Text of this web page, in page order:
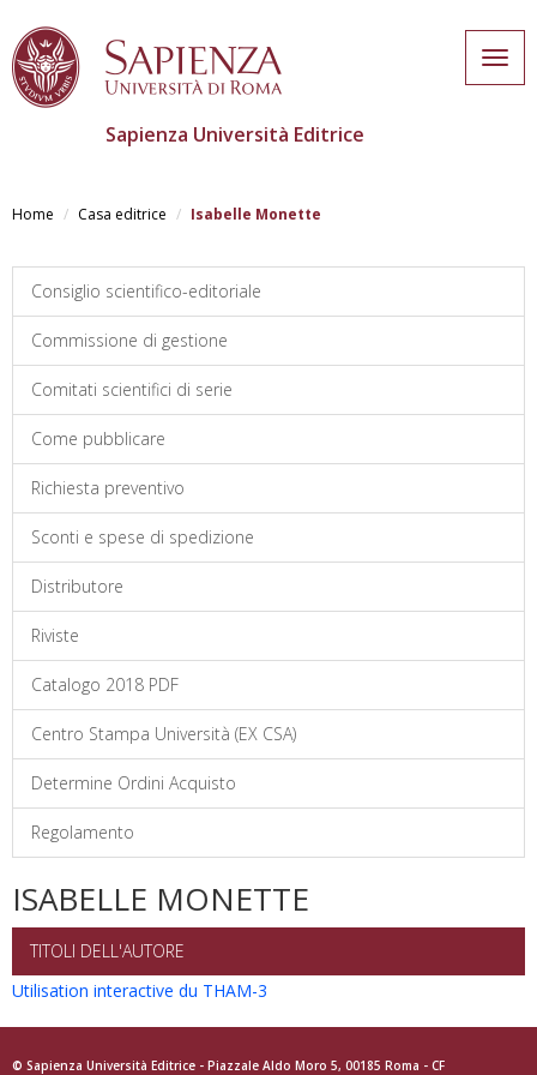
contenuto
Sapienza Università Editrice
Home Casa editrice Isabelle Monette
Consiglio scientifico-editoriale
Commissione di gestione
Comitati scientifici di serie
Come pubblicare
Richiesta preventivo
Sconti e spese di spedizione
Distributore
Riviste
Catalogo 2018 PDF
Centro Stampa Università (EX CSA)
Determine Ordini Acquisto
Regolamento
ISABELLE MONETTE
TITOLI DELL'AUTORE
Utilisation interactive du THAM-3
© Sapienza Università Editrice - Piazzale Aldo Moro 5, 00185 Roma - CF